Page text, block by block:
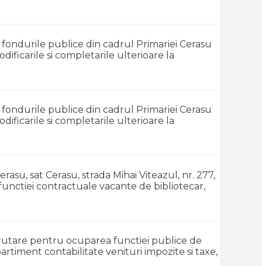
publice din cadrul Primariei Cerasu
si completarile ulterioare la
publice din cadrul Primariei Cerasu
si completarile ulterioare la
sat Cerasu, strada Mihai Viteazul, nr. 277,
contractuale vacante de bibliotecar,
pentru ocuparea functiei publice de
contabilitate venituri impozite si taxe,